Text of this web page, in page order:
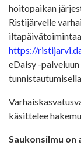
hoitopaikan
Ristijärvelle
https://
eDaisy -
käsittelee
Saukonsilmu on